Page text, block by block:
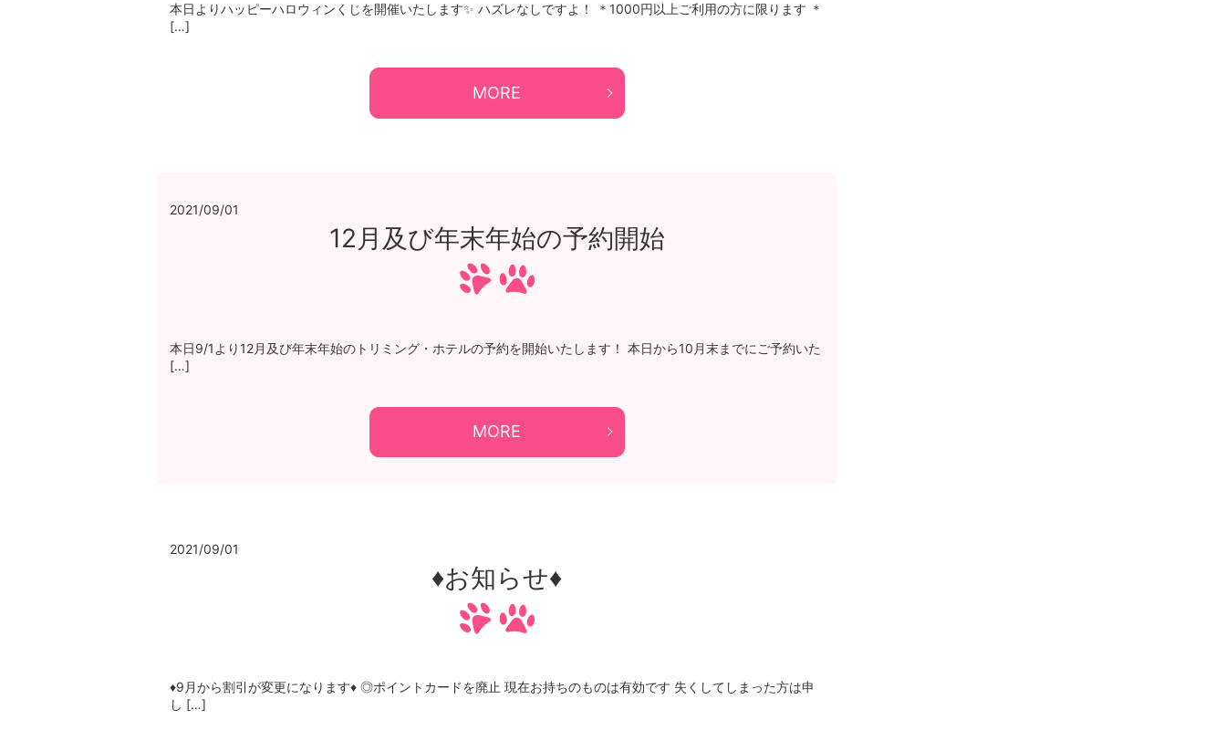
本日よりハッピーハロウィンくじを開催いたします✨ ハズレなしですよ！ ＊1000円以上ご利用の方に限ります ＊
[…]
MORE
2021/09/01
12月及び年末年始の予約開始
本日9/1より12月及び年末年始のトリミング・ホテルの予約を開始いたします！ 本日から10月末までにご予約いた
[…]
MORE
2021/09/01
♦お知らせ♦
♦9月から割引が変更になります♦ ◎ポイントカードを廃止 現在お持ちのものは有効です 失くしてしまった方は申
し […]